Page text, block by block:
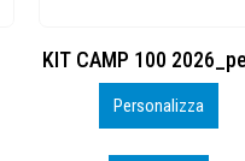
BSK600 – 5139960
Personalizza